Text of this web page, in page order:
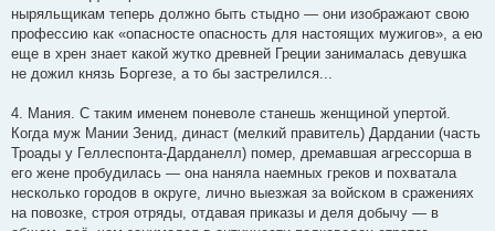
ныряльщикам теперь должно быть стыдно — они изображают свою
профессию как «опасносте опасность для настоящих мужигов», а ею
еще в хрен знает какой жутко древней Греции занималась девушка
не дожил князь Боргезе, а то бы застрелился...
4. Мания. С таким именем поневоле станешь женщиной упертой.
Когда муж Мании Зенид, династ (мелкий правитель) Дардании (часть
Троады у Геллеспонта-Дарданелл) помер, дремавшая агрессорша в
его жене пробудилась — она наняла наемных греков и похватала
несколько городов в округе, лично выезжая за войском в сражениях
на повозке, строя отряды, отдавая приказы и деля добычу — в